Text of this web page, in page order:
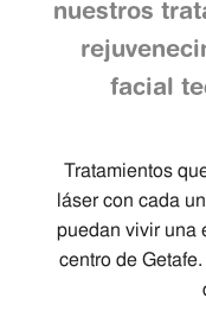
nuestros
facial
Tratamientos
láser con cada
puedan vivir una
centro de
target="_blank">la
Acepto recibir
relacionadas con
de correo